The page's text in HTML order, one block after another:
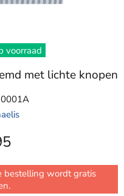
voorraad
met lichte knopen
bestelling wordt gratis